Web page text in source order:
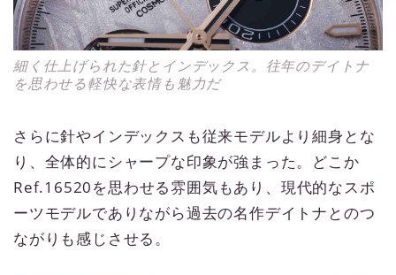
細く仕上げられた針とインデックス。往年のデイトナ
を思わせる軽快な表情も魅力だ
さらに針やインデックスも従来モデルより細身とな
り、全体的にシャープな印象が強まった。どこか
Ref.16520を思わせる雰囲気もあり、現代的なスポ
ーツモデルでありながら過去の名作デイトナとのつ
ながりも感じさせる。